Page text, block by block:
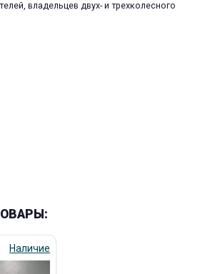
владельцев двух- и трехколесного
Наличие